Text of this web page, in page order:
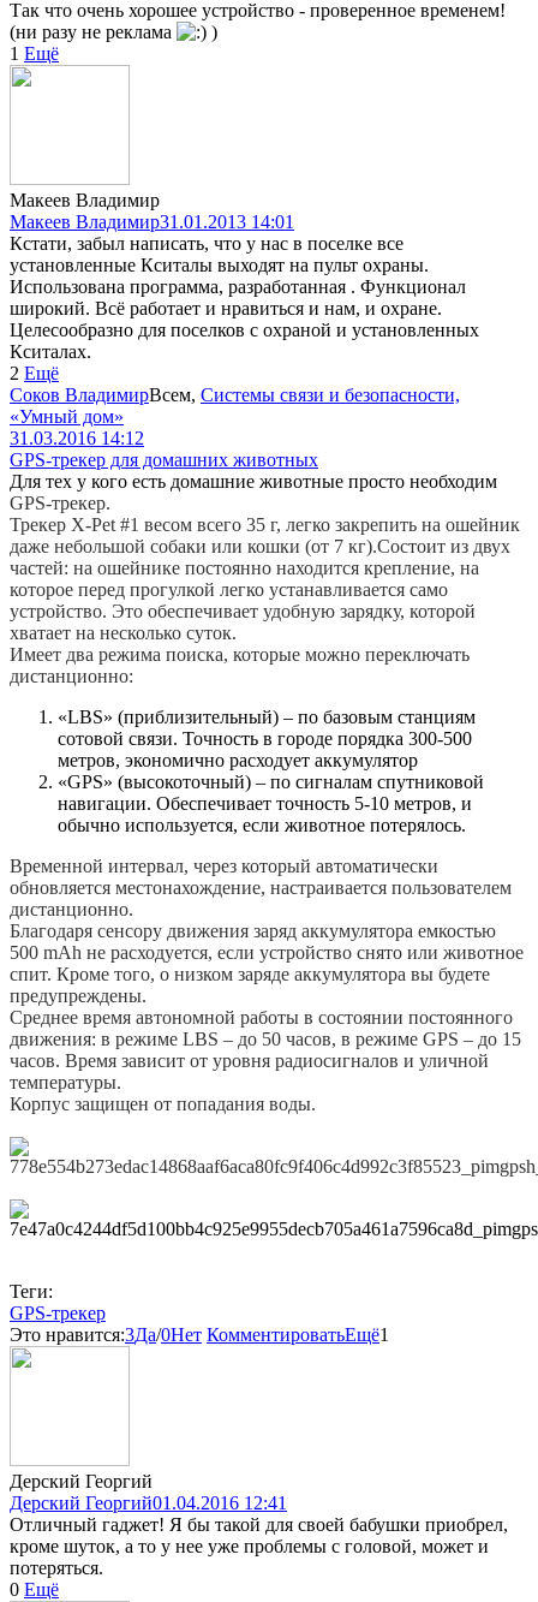
Так что очень хорошее устройство - проверенное временем!
(ни разу не реклама
)
1 Ещё
Макеев Владимир
Макеев Владимир31.01.2013 14:01
Кстати, забыл написать, что у нас в поселке все
установленные Кситалы выходят на пульт охраны.
Использована программа, разработанная . Функционал
широкий. Всё работает и нравиться и нам, и охране.
Целесообразно для поселков с охраной и установленных
Кситалах.
2 Ещё
Соков ВладимирВсем, Системы связи и безопасности,
«Умный дом»
31.03.2016 14:12
GPS-трекер для домашних животных
Для тех у кого есть домашние животные просто необходим
GPS-трекер.
Трекер X-Pet #1 весом всего 35 г, легко закрепить на ошейник
даже небольшой собаки или кошки (от 7 кг).Cостоит из двух
частей: на ошейнике постоянно находится крепление, на
которое перед прогулкой легко устанавливается само
устройство. Это обеспечивает удобную зарядку, которой
хватает на несколько суток.
Имеет два режима поиска, которые можно переключать
дистанционно:
«LBS» (приблизительный) – по базовым станциям
сотовой связи. Точность в городе порядка 300-500
метров, экономично расходует аккумулятор
«GPS» (высокоточный) – по сигналам спутниковой
навигации. Обеспечивает точность 5-10 метров, и
обычно используется, если животное потерялось.
Временной интервал, через который автоматически
обновляется местонахождение, настраивается пользователем
дистанционно.
Благодаря сенсору движения заряд аккумулятора емкостью
500 mAh не расходуется, если устройство снято или животное
спит. Кроме того, о низком заряде аккумулятора вы будете
предупреждены.
Среднее время автономной работы в состоянии постоянного
движения: в режиме LBS – до 50 часов, в режиме GPS – до 15
часов. Время зависит от уровня радиосигналов и уличной
температуры.
Корпус защищен от попадания воды.
Теги:
GPS-трекер
Это нравится:3Да/0Нет КомментироватьЕщё1
Дерский Георгий
Дерский Георгий01.04.2016 12:41
Отличный гаджет! Я бы такой для своей бабушки приобрел,
кроме шуток, а то у нее уже проблемы с головой, может и
потеряться.
0 Ещё